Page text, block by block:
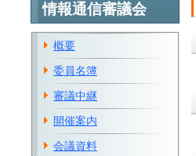
情報通信審議会
概要
委員名簿
審議中継
開催案内
会議資料